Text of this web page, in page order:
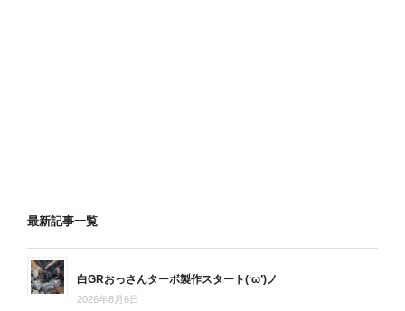
最新記事一覧
白GRおっさんターボ製作スタート(‘ω’)ノ
2026年8月6日